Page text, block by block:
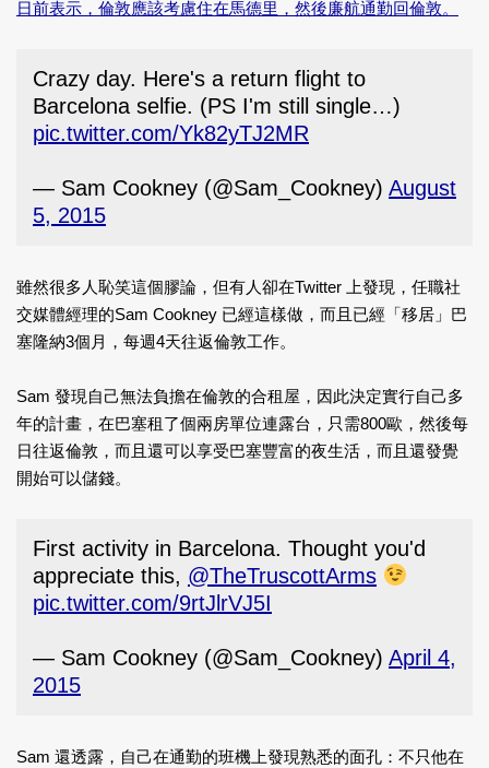
日前表示，倫敦應該考慮住在馬德里，然後廉航通勤回倫敦。
Crazy day. Here's a return flight to
Barcelona selfie. (PS I'm still single…)
pic.twitter.com/Yk82yTJ2MR
— Sam Cookney (@Sam_Cookney) August
5, 2015
雖然很多人恥笑這個膠論，但有人卻在Twitter 上發現，任職社
交媒體經理的Sam Cookney 已經這樣做，而且已經「移居」巴
塞隆納3個月，每週4天往返倫敦工作。
Sam 發現自己無法負擔在倫敦的合租屋，因此決定實行自己多
年的計畫，在巴塞租了個兩房單位連露台，只需800歐，然後每
日往返倫敦，而且還可以享受巴塞豐富的夜生活，而且還發覺
開始可以儲錢。
First activity in Barcelona. Thought you'd
appreciate this, @TheTruscottArms
pic.twitter.com/9rtJlrVJ5I
— Sam Cookney (@Sam_Cookney) April 4,
2015
Sam 還透露，自己在通勤的班機上發現熟悉的面孔：不只他在